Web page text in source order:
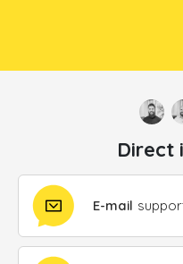
Direct
E-mail